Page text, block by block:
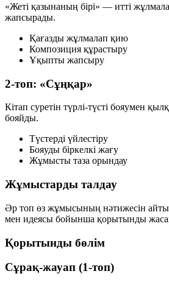
«Жеті қазынаның бірі» — итті
жапсырады.
Қағазды жұлмалап қию
Композиция құрастыру
Ұқыпты жапсыру
2-топ: «Сұңқар»
Кітап суретін түрлі-түсті бояумен
бояйды.
Түстерді үйлестіру
Бояуды біркелкі жағу
Жұмысты таза орындау
Жұмыстарды талдау
Әр топ өз жұмысының нәтижесін
мен идеясы бойынша қорытынды
Қорытынды бөлім
Сұрақ-жауап (1-топ)